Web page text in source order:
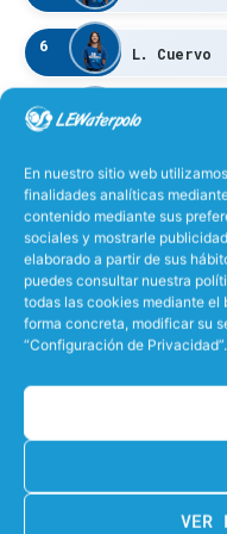
En nuestro sitio web
finalidades analíticas
contenido mediante sus
sociales y mostrarle
elaborado a partir de sus
puedes consultar nuestra
todas las cookies mediante el
forma concreta, modificar su
“Configuración de Privacidad”.
VER
6 L. Cuervo
7 M. Casado
8 M.
9 V. Garay
10 A.
A. Ramirez
13